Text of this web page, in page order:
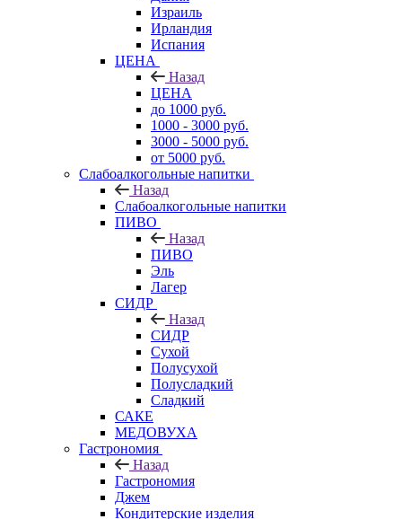
Израиль
Ирландия
Испания
ЦЕНА
Назад
ЦЕНА
до 1000 руб.
1000 - 3000 руб.
3000 - 5000 руб.
от 5000 руб.
Слабоалкогольные напитки
Назад
Слабоалкогольные напитки
ПИВО
Назад
ПИВО
Эль
Лагер
СИДР
Назад
СИДР
Сухой
Полусухой
Полусладкий
Сладкий
САКЕ
МЕДОВУХА
Гастрономия
Назад
Гастрономия
Джем
Кондитерские изделия